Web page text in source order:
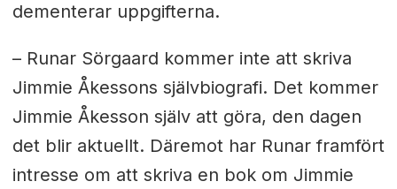
dementerar uppgifterna.
– Runar Sörgaard kommer inte att skriva
Jimmie Åkessons självbiografi. Det kommer
Jimmie Åkesson själv att göra, den dagen
det blir aktuellt. Däremot har Runar framfört
intresse om att skriva en bok om Jimmie